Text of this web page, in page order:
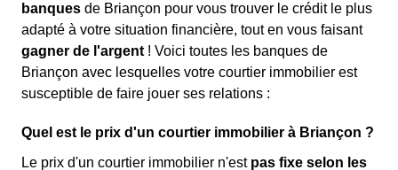
banques de Briançon pour vous trouver le crédit le plus
adapté à votre situation financière, tout en vous faisant
gagner de l'argent ! Voici toutes les banques de
Briançon avec lesquelles votre courtier immobilier est
susceptible de faire jouer ses relations :
Quel est le prix d'un courtier immobilier à Briançon ?
Le prix d'un courtier immobilier n'est pas fixe selon les